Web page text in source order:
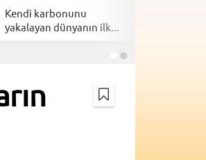
Kendi karbonunu
yakalayan dünyanın ilk...